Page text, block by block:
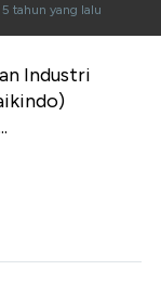
Produksi
5 tahun yang lalu
Industri